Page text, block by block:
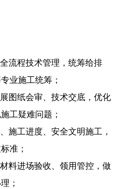
流程技术管理，统筹给排
业施工统筹；
图纸会审、技术交底，优化
工疑难问题；
施工进度、安全文明施工，
准；
料进场验收、领用管控，做
；